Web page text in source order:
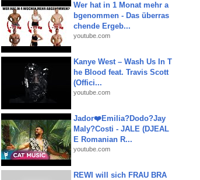
Wer hat in 1 Monat mehr a
bgenommen - Das überras
chende Ergeb...
youtube.com
Kanye West – Wash Us In T
he Blood feat. Travis Scott
(Offici...
youtube.com
Jador❤️Emilia?Dodo?Jay
Maly?Costi - JALE (DJEAL
E Romanian R...
youtube.com
REWI will sich FRAU BRA